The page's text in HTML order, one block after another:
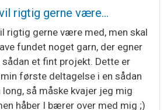
rigtig gerne være…
rigtig gerne være med, men skal
fundet noget garn, der egner
et fint projekt. Dette er
første deltagelse i en sådan
long, så måske kvajer jeg mig
håber I bærer over med mig ;)